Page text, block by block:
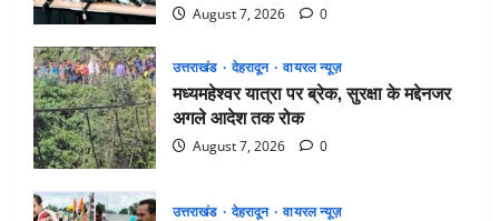
August 7, 2026 0
उत्तराखंड देहरादून वायरल न्यूज़
मध्यमहेश्वर यात्रा पर ब्रेक, सुरक्षा के मद्देनजर
अगले आदेश तक रोक
August 7, 2026 0
उत्तराखंड देहरादून वायरल न्यूज़